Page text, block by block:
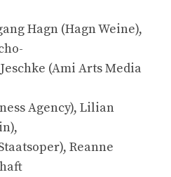
Hagn (Hagn Weine),
(Ami Arts Media
Agency), Lilian
Reanne